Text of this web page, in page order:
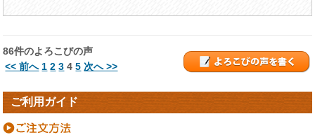
86件のよろこびの声
<< 前へ 1 2 3 4 5 次へ >>
ご利用ガイド